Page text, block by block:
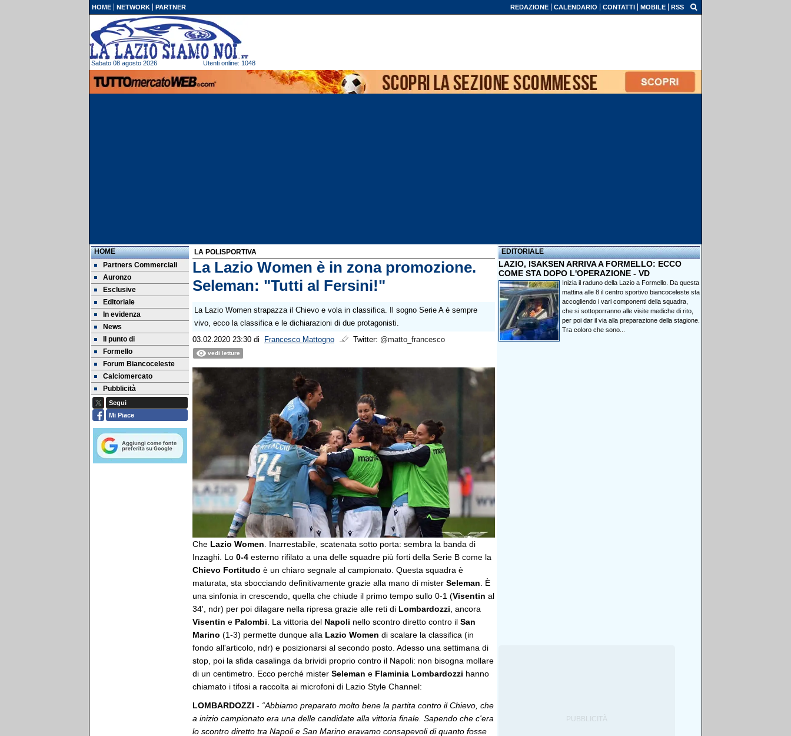
HOME NETWORK PARTNER REDAZIONE CALENDARIO CONTATTI MOBILE RSS
Sabato 08 agosto 2026 Utenti online: 1048
HOME
Partners Commerciali
Auronzo
Esclusive
Editoriale
In evidenza
News
Il punto di
Formello
Forum Biancoceleste
Calciomercato
Pubblicità
Segui
Mi Piace
LA POLISPORTIVA
La Lazio Women è in zona promozione.
Seleman: "Tutti al Fersini!"
La Lazio Women strapazza il Chievo e vola in classifica. Il sogno Serie A è sempre
vivo, ecco la classifica e le dichiarazioni di due protagonisti.
03.02.2020 23:30 di Francesco Mattogno Twitter: @matto_francesco
vedi letture
Che Lazio Women . Inarrestabile, scatenata sotto porta: sembra la banda di
Inzaghi. Lo 0-4 esterno rifilato a una delle squadre più forti della Serie B come la
Chievo Fortitudo è un chiaro segnale al campionato. Questa squadra è
maturata, sta sbocciando definitivamente grazie alla mano di mister Seleman . È
una sinfonia in crescendo, quella che chiude il primo tempo sullo 0-1 (Visentin al
34', ndr) per poi dilagare nella ripresa grazie alle reti di Lombardozzi , ancora
Visentin e Palombi . La vittoria del Napoli nello scontro diretto contro il San
Marino (1-3) permette dunque alla Lazio Women di scalare la classifica (in
fondo all'articolo, ndr) e posizionarsi al secondo posto. Adesso una settimana di
stop, poi la sfida casalinga da brividi proprio contro il Napoli: non bisogna mollare
di un centimetro. Ecco perché mister Seleman e Flaminia Lombardozzi hanno
chiamato i tifosi a raccolta ai microfoni di Lazio Style Channel:
LOMBARDOZZI - “Abbiamo preparato molto bene la partita contro il Chievo, che
a inizio campionato era una delle candidate alla vittoria finale. Sapendo che c'era
lo scontro diretto tra Napoli e San Marino eravamo consapevoli di quanto fosse
EDITORIALE
LAZIO, ISAKSEN ARRIVA A FORMELLO: ECCO
COME STA DOPO L'OPERAZIONE - VD
Inizia il raduno della Lazio a Formello. Da questa
mattina alle 8 il centro sportivo biancoceleste sta
accogliendo i vari componenti della squadra,
che si sottoporranno alle visite mediche di rito,
per poi dar il via alla preparazione della stagione.
Tra coloro che sono...